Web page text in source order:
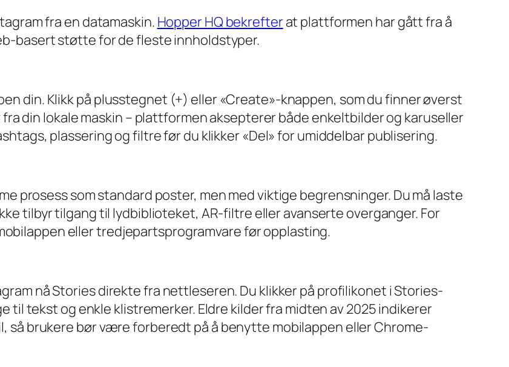
fra en datamaskin. Hopper HQ bekrefterat plattformen har gått fra å
basert støtte for de fleste innholdstyper.
din. Klikk på plusstegnet (+) eller «Create»-knappen, som du finner øverst
din lokale maskin – plattformen aksepterer både enkeltbilder og karuseller
plassering og filtre før du klikker «Del» for umiddelbar publisering.
prosess som standard poster, men med viktige begrensninger. Du må laste
tilbyr tilgang til lydbiblioteket, AR-filtre eller avanserte overganger. For
eller tredjepartsprogramvare før opplasting.
nå Stories direkte fra nettleseren. Du klikker på profilikonet i Stories-
til tekst og enkle klistremerker. Eldre kilder fra midten av 2025 indikerer
brukere bør være forberedt på å benytte mobilappen eller Chrome-